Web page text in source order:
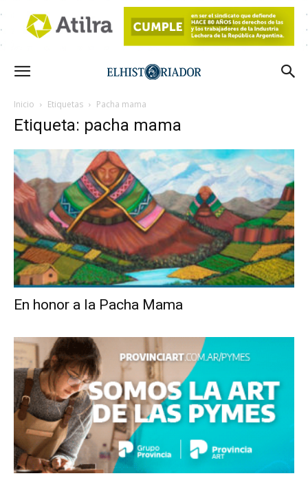
Inicio Etiquetas Pacha mama
Etiqueta: pacha mama
En honor a la Pacha Mama